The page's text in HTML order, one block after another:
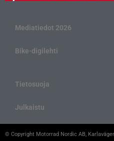
Mediatiedot 2026
Bike-digilehti
Tietosuoja
Julkaistu
© Copyright Motorrad Nordic AB,